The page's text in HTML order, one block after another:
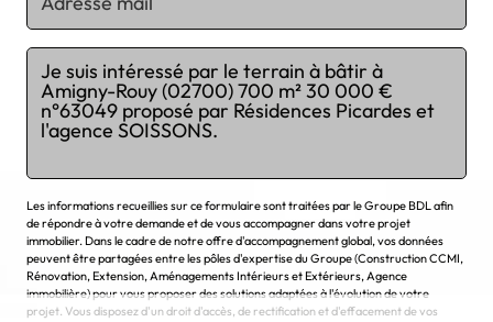
Chargement...
Les informations recueillies sur ce formulaire sont traitées par le Groupe BDL afin
de répondre à votre demande et de vous accompagner dans votre projet
immobilier. Dans le cadre de notre offre d'accompagnement global, vos données
peuvent être partagées entre les pôles d'expertise du Groupe (Construction CCMI,
Rénovation, Extension, Aménagements Intérieurs et Extérieurs, Agence
immobilière) pour vous proposer des solutions adaptées à l'évolution de votre
projet. Vous disposez d'un droit d'accès, de rectification et d'effacement de vos